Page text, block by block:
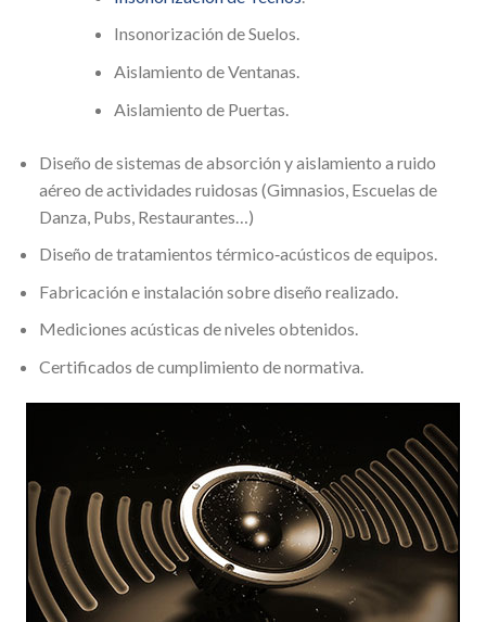
Insonorización de Suelos.
Aislamiento de Ventanas.
Aislamiento de Puertas.
Diseño de sistemas de absorción y aislamiento a ruido
aéreo de actividades ruidosas (Gimnasios, Escuelas de
Danza, Pubs, Restaurantes…)
Diseño de tratamientos térmico‐acústicos de equipos.
Fabricación e instalación sobre diseño realizado.
Mediciones acústicas de niveles obtenidos.
Certificados de cumplimiento de normativa.